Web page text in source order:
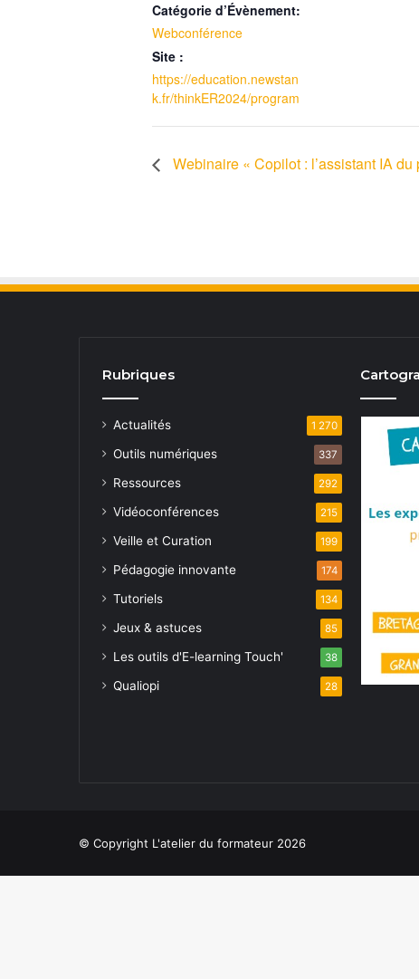
Catégorie d’Évènement:
Webconférence
Site :
https://education.newstan
k.fr/thinkER2024/program
Webinaire « Copilot : l’assistant IA du
Rubriques
Actualités 1 270
Outils numériques 337
Ressources 292
Vidéoconférences 215
Veille et Curation 199
Pédagogie innovante 174
Tutoriels 134
Jeux & astuces 85
Les outils d'E-learning Touch' 38
Qualiopi 28
© Copyright L'atelier du formateur 2026